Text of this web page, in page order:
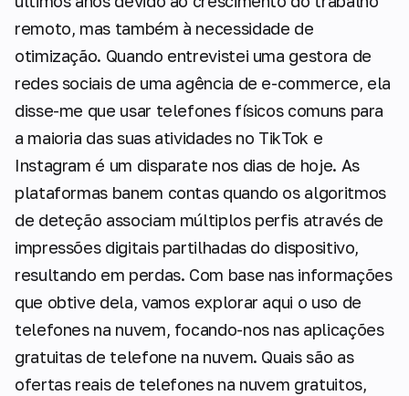
remoto, mas também à necessidade de
otimização. Quando entrevistei uma gestora de
redes sociais de uma agência de e-commerce, ela
disse-me que usar telefones físicos comuns para
a maioria das suas atividades no TikTok e
Instagram é um disparate nos dias de hoje. As
plataformas banem contas quando os algoritmos
de deteção associam múltiplos perfis através de
impressões digitais partilhadas do dispositivo,
resultando em perdas. Com base nas informações
que obtive dela, vamos explorar aqui o uso de
telefones na nuvem, focando-nos nas aplicações
gratuitas de telefone na nuvem. Quais são as
ofertas reais de telefones na nuvem gratuitos,